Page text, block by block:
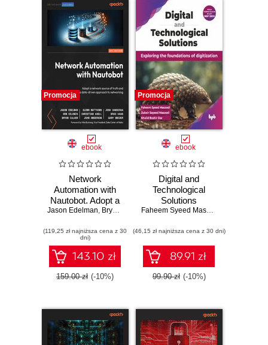
Promocja
ebook
Network
Automation with
Nautobot. Adopt a
network source of
driven approach to
networking
Jason Edelman, Bryan Culver ,Ken Celenza Glenn Matthews
(119,25 zł najniższa cena z 30
dni)
143.10 zł
159.00 zł (-10%)
Promocja
ebook
Digital and
Technological
Solutions
Faheem Syeed Masoodi
(46,15 zł najniższa cena z 30 dni)
89.91 zł
99.90 zł (-10%)